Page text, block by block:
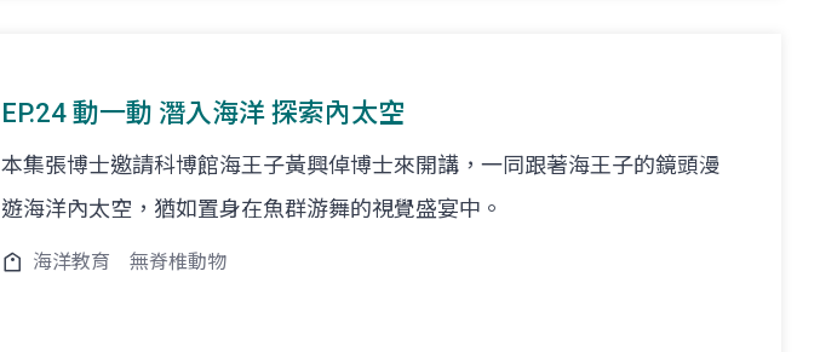
EP.24 動一動 潛入海洋 探索內太空
本集張博士邀請科博館海王子黃興倬博士來開講，一同跟著海王子的鏡頭漫
遊海洋內太空，猶如置身在魚群游舞的視覺盛宴中。
海洋教育 無脊椎動物